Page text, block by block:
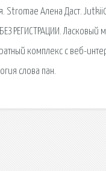
Stromae Алена Даст.
РЕГИСТРАЦИИ. Ласковый
комплекс с веб-
слова пан.